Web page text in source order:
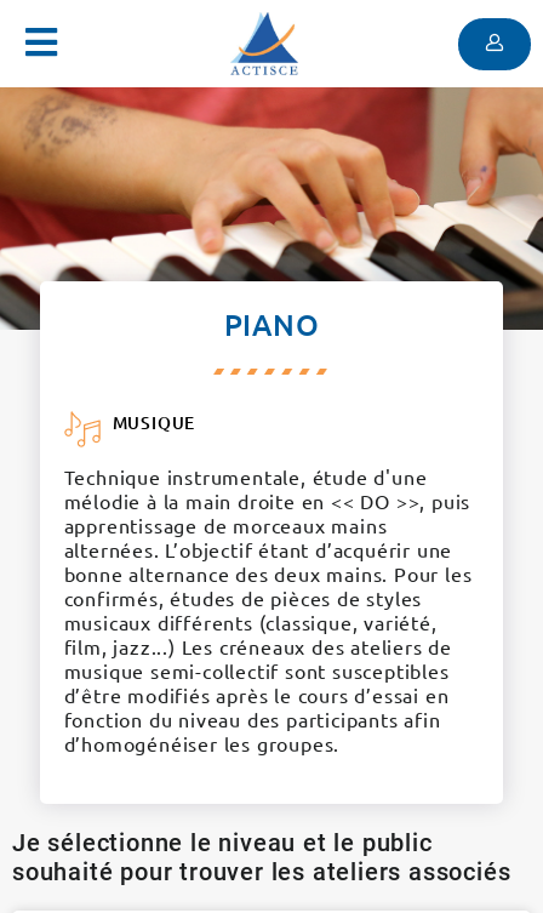
Menu
PIANO
MUSIQUE
Technique instrumentale, étude d'une
mélodie à la main droite en << DO >>, puis
apprentissage de morceaux mains
alternées. L’objectif étant d’acquérir une
bonne alternance des deux mains. Pour les
confirmés, études de pièces de styles
musicaux différents (classique, variété,
film, jazz...) Les créneaux des ateliers de
musique semi-collectif sont susceptibles
d’être modifiés après le cours d’essai en
fonction du niveau des participants afin
d’homogénéiser les groupes.
Je sélectionne le niveau et le public
souhaité pour trouver les ateliers associés